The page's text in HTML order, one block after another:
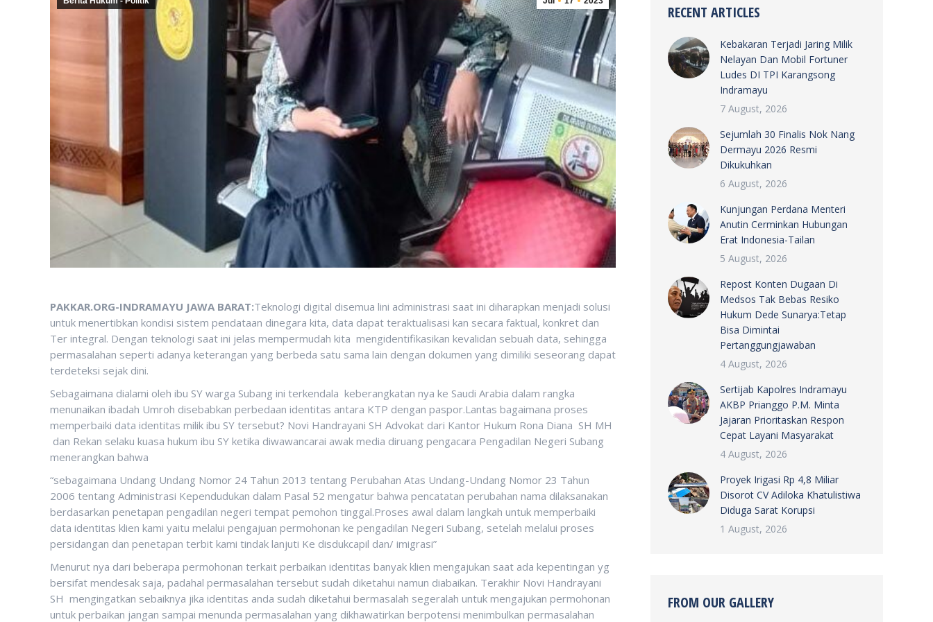
PAKKAR.ORG-INDRAMAYU JAWA BARAT:Teknologi digital disemua lini administrasi saat ini diharapkan menjadi solusi
untuk menertibkan kondisi sistem pendataan dinegara kita, data dapat teraktualisasi kan secara faktual, konkret dan
Ter integral. Dengan teknologi saat ini jelas mempermudah kita mengidentifikasikan kevalidan sebuah data, sehingga
permasalahan seperti adanya keterangan yang berbeda satu sama lain dengan dokumen yang dimiliki seseorang dapat
terdeteksi sejak dini.
Sebagaimana dialami oleh ibu SY warga Subang ini terkendala keberangkatan nya ke Saudi Arabia dalam rangka
menunaikan ibadah Umroh disebabkan perbedaan identitas antara KTP dengan paspor.Lantas bagaimana proses
memperbaiki data identitas milik ibu SY tersebut? Novi Handrayani SH Advokat dari Kantor Hukum Rona Diana SH MH
dan Rekan selaku kuasa hukum ibu SY ketika diwawancarai awak media diruang pengacara Pengadilan Negeri Subang
menerangkan bahwa
“sebagaimana Undang Undang Nomor 24 Tahun 2013 tentang Perubahan Atas Undang-Undang Nomor 23 Tahun
2006 tentang Administrasi Kependudukan dalam Pasal 52 mengatur bahwa pencatatan perubahan nama dilaksanakan
berdasarkan penetapan pengadilan negeri tempat pemohon tinggal.Proses awal dalam langkah untuk memperbaiki
data identitas klien kami yaitu melalui pengajuan permohonan ke pengadilan Negeri Subang, setelah melalui proses
persidangan dan penetapan terbit kami tindak lanjuti Ke disdukcapil dan/ imigrasi”
Menurut nya dari beberapa permohonan terkait perbaikan identitas banyak klien mengajukan saat ada kepentingan yg
bersifat mendesak saja, padahal permasalahan tersebut sudah diketahui namun diabaikan. Terakhir Novi Handrayani
SH mengingatkan sebaiknya jika identitas anda sudah diketahui bermasalah segeralah untuk mengajukan permohonan
untuk perbaikan jangan sampai menunda permasalahan yang dikhawatirkan berpotensi menimbulkan permasalahan
RECENT ARTICLES
Kebakaran Terjadi Jaring Milik
Nelayan Dan Mobil Fortuner
Ludes DI TPI Karangsong
Indramayu
7 August, 2026
Sejumlah 30 Finalis Nok Nang
Dermayu 2026 Resmi
Dikukuhkan
6 August, 2026
Kunjungan Perdana Menteri
Anutin Cerminkan Hubungan
Erat Indonesia-Tailan
5 August, 2026
Repost Konten Dugaan Di
Medsos Tak Bebas Resiko
Hukum Dede Sunarya:Tetap
Bisa Dimintai
Pertanggungjawaban
4 August, 2026
Sertijab Kapolres Indramayu
AKBP Prianggo P.M. Minta
Jajaran Prioritaskan Respon
Cepat Layani Masyarakat
4 August, 2026
Proyek Irigasi Rp 4,8 Miliar
Disorot CV Adiloka Khatulistiwa
Diduga Sarat Korupsi
1 August, 2026
FROM OUR GALLERY